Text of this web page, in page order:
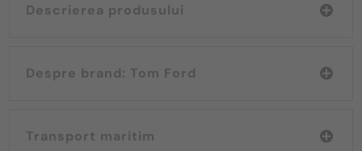
Descrierea produsului
Despre brand: Tom Ford
Transport maritim